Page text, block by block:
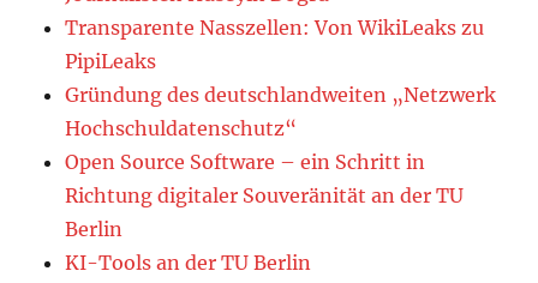
Transparente Nasszellen: Von WikiLeaks zu
PipiLeaks
Gründung des deutschlandweiten „Netzwerk
Hochschuldatenschutz“
Open Source Software – ein Schritt in
Richtung digitaler Souveränität an der TU
Berlin
KI-Tools an der TU Berlin